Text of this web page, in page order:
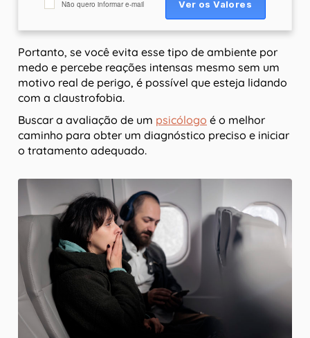
Não quero informar e-mail
Portanto, se você evita esse tipo de ambiente por
medo e percebe reações intensas mesmo sem um
motivo real de perigo, é possível que esteja lidando
com a claustrofobia.
Buscar a avaliação de um psicólogo é o melhor
caminho para obter um diagnóstico preciso e iniciar
o tratamento adequado.